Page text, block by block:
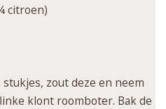
citroen)
zout deze en neem
klont roomboter. Bak de